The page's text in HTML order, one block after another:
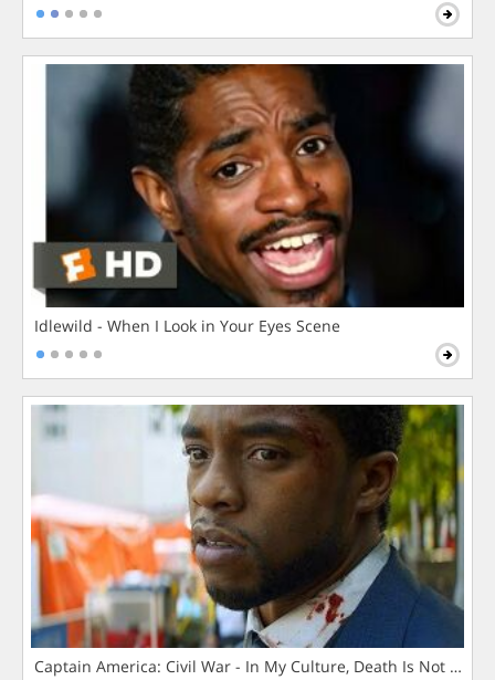
Idlewild - When I Look in Your Eyes Scene
Captain America: Civil War - In My Culture, Death Is Not The